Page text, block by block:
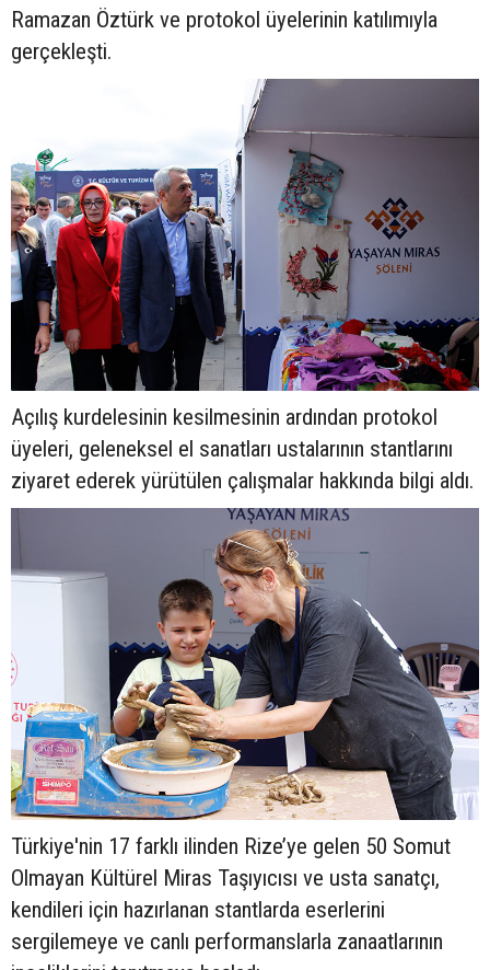
Ramazan Öztürk ve protokol üyelerinin katılımıyla
gerçekleşti.
Açılış kurdelesinin kesilmesinin ardından protokol
üyeleri, geleneksel el sanatları ustalarının stantlarını
ziyaret ederek yürütülen çalışmalar hakkında bilgi aldı.
Türkiye'nin 17 farklı ilinden Rize’ye gelen 50 Somut
Olmayan Kültürel Miras Taşıyıcısı ve usta sanatçı,
kendileri için hazırlanan stantlarda eserlerini
sergilemeye ve canlı performanslarla zanaatlarının